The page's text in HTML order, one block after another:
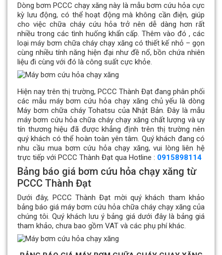
Dòng bơm PCCC chạy xăng này là mẫu bơm cứu hỏa cực
kỳ lưu động, có thể hoạt động mà không cần điện, giúp
cho việc chữa cháy cứu hỏa trở nên dễ dàng hơn rất
nhiều trong các tình huống khẩn cấp. Thêm vào đó , các
loại máy bơm chữa cháy chạy xăng có thiết kế nhỏ – gọn
cùng nhiều tính năng hiện đại như đề nổ, bồn chứa nhiên
liệu đi cùng với đó là công suất cực khỏe.
Hiện nay trên thị trường, PCCC Thành Đạt đang phân phối
các mẫu máy bơm cứu hỏa chạy xăng chủ yếu là dòng
Máy bơm chữa cháy Tohatsu của Nhật Bản. Đây là mẫu
máy bơm cứu hỏa chữa cháy chạy xăng chất lượng và uy
tín thương hiệu đã được khẳng định trên thị trường nên
quý khách có thể hoàn toàn yên tâm. Quý khách đang có
nhu cầu mua bơm cứu hỏa chạy xăng, vui lòng liên hệ
trực tiếp với PCCC Thành Đạt qua Hotline : 0915898114
Bảng báo giá bơm cứu hỏa chạy xăng từ
PCCC Thành Đạt
Dưới đây, PCCC Thành Đạt mời quý khách tham khảo
bảng báo giá máy bơm cứu hỏa chữa cháy chạy xăng của
chúng tôi. Quý khách lưu ý bảng giá dưới đây là bảng giá
tham khảo, chưa bao gồm VAT và các phụ phí khác.